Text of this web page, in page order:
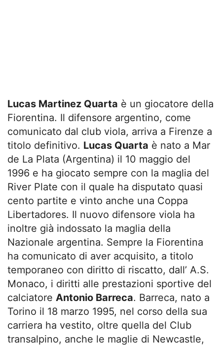
Lucas Martinez Quarta è un giocatore della
Fiorentina. Il difensore argentino, come
comunicato dal club viola, arriva a Firenze a
titolo definitivo. Lucas Quarta è nato a Mar
de La Plata (Argentina) il 10 maggio del
1996 e ha giocato sempre con la maglia del
River Plate con il quale ha disputato quasi
cento partite e vinto anche una Coppa
Libertadores. Il nuovo difensore viola ha
inoltre già indossato la maglia della
Nazionale argentina. Sempre la Fiorentina
ha comunicato di aver acquisito, a titolo
temporaneo con diritto di riscatto, dall’ A.S.
Monaco, i diritti alle prestazioni sportive del
calciatore Antonio Barreca. Barreca, nato a
Torino il 18 marzo 1995, nel corso della sua
carriera ha vestito, oltre quella del Club
transalpino, anche le maglie di Newcastle,